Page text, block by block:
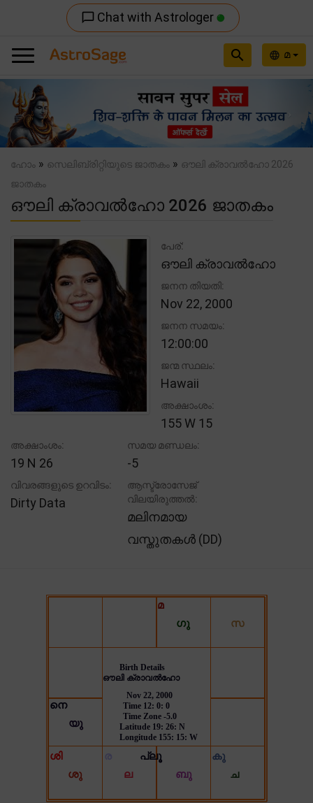
chat_bubble_outline Chat with Astrologer
language മ
search
Previous
ഹോം » സെലിബ്രിറ്റിയുടെ ജാതകം » ഔലി ക്രാവൽഹോ 2026
ജാതകം
ഔലി ക്രാവൽഹോ 2026 ജാതകം
പേര്:
ഔലി ക്രാവൽഹോ
ജനന തിയതി:
Nov 22, 2000
ജനന സമയം:
12:00:00
ജന്മ സ്ഥലം:
Hawaii
അക്ഷാംശം:
155 W 15
അക്ഷാംശം:
19 N 26
സമയ മണ്ഡലം:
-5
വിവരങ്ങളുടെ ഉറവിടം:
Dirty Data
ആസ്ട്രോസേജ്
വിലയിരുത്തൽ:
മലിനമായ
വസ്തുതകൾ (DD)